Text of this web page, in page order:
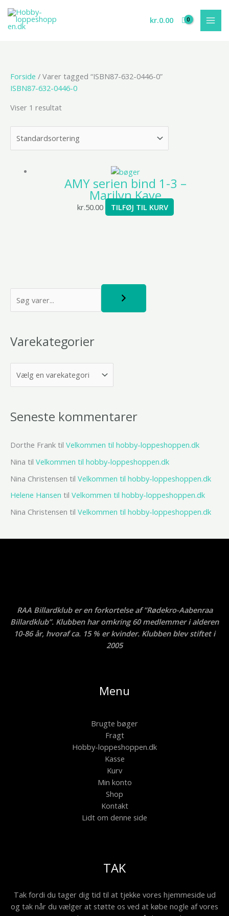
indholdet
kr.0.00
S
Varekategorier
Seneste kommentarer
Dorthe Frank til Velkommen til hobby-loppeshoppen.dk
Nina til Velkommen til hobby-loppeshoppen.dk
Nina Christensen til Velkommen til hobby-loppeshoppen.dk
Helene Hansen til Velkommen til hobby-loppeshoppen.dk
Nina Christensen til Velkommen til hobby-loppeshoppen.dk
Forside / Varer tagged “ISBN87-632-0446-0”
ISBN87-632-0446-0
Viser 1 resultat
AMY serien bind 1-3 –
Marilyn Kaye
kr.50.00 TILFØJ TIL KURV
RAA Billardklub er en forkortelse af ”Rødekro-Aabenraa
Billardklub”. Klubben har omkring 60 medlemmer i alderen
10-86 år, hvoraf ca. 15 % er kvinder. Klubben blev stiftet i
2005
Menu
Brugte bøger
Fragt
Hobby-loppeshoppen.dk
Kasse
Kurv
Min konto
Shop
Kontakt
Lidt om denne side
TAK
Tak fordi du tager dig tid til at tjekke vores hjemmeside ud
og tak når du vælger at støtte os ved at købe nogle af vores